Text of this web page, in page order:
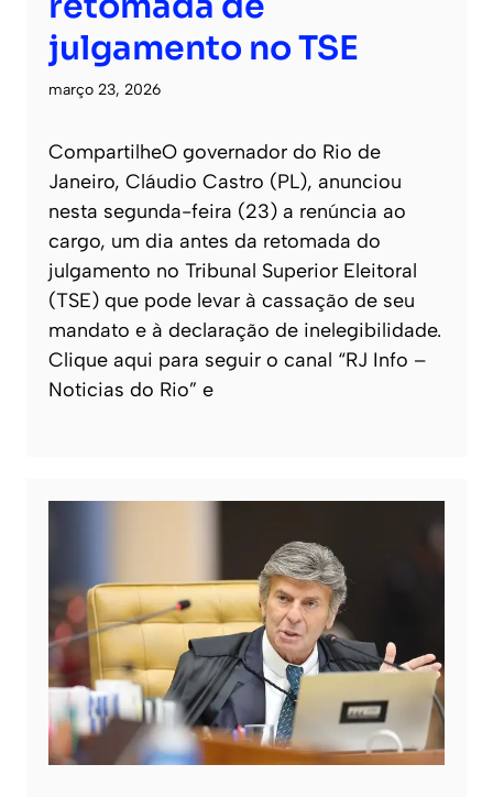
julgamento no TSE
março 23, 2026
CompartilheO governador do Rio de
Janeiro, Cláudio Castro (PL), anunciou
nesta segunda-feira (23) a renúncia ao
cargo, um dia antes da retomada do
julgamento no Tribunal Superior Eleitoral
(TSE) que pode levar à cassação de seu
mandato e à declaração de inelegibilidade.
Clique aqui para seguir o canal “RJ Info –
Noticias do Rio” e